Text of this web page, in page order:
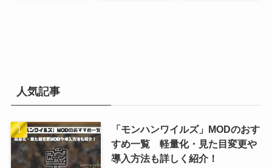
人気記事
「モンハンワイルズ」MODのおす
すめ一覧 軽量化・見た目変更や
導入方法も詳しく紹介！